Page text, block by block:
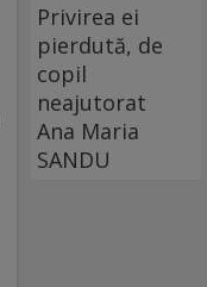
Privirea ei
pierdută, de
copil
neajutorat
Ana Maria
SANDU